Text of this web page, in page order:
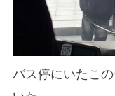
バス停にいたこ